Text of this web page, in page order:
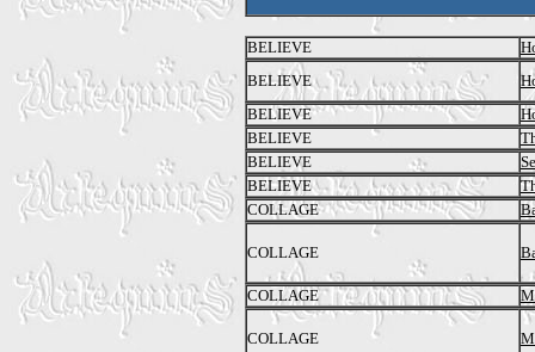
BELIEVE
BELIEVE
BELIEVE
BELIEVE
BELIEVE
BELIEVE
COLLAGE
COLLAGE
COLLAGE
COLLAGE